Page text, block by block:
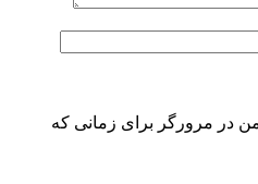
در مرورگر برای زمانی که